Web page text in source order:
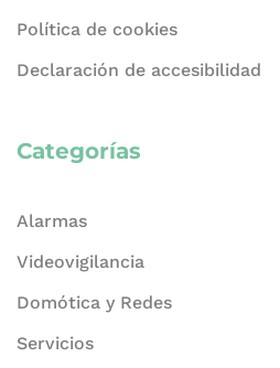
Política de cookies
Declaración de accesibilidad
Categorías
Alarmas
Videovigilancia
Domótica y Redes
Servicios